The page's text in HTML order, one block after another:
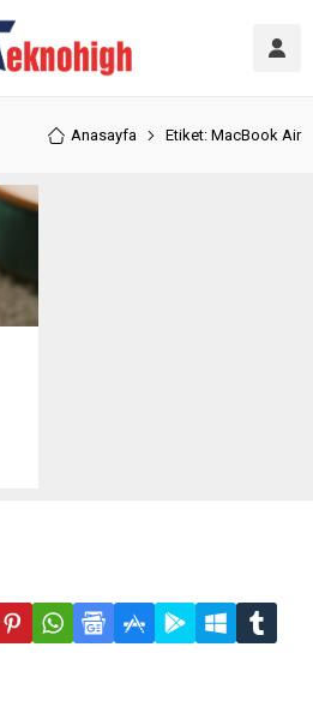
Anasayfa Etiket: MacBook Air